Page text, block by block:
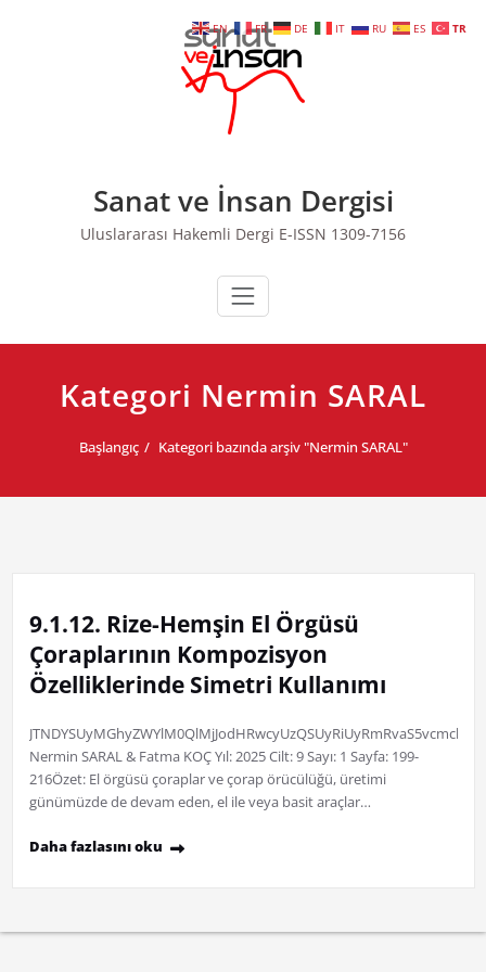
Sanat ve İnsan Dergisi
Uluslararası Hakemli Dergi E-ISSN 1309-7156
Kategori Nermin SARAL
Başlangıç Kategori bazında arşiv "Nermin SARAL"
9.1.12. Rize-Hemşin El Örgüsü
Çoraplarının Kompozisyon
Özelliklerinde Simetri Kullanımı
Nermin SARAL & Fatma KOÇ Yıl: 2025 Cilt: 9 Sayı: 1 Sayfa: 199-
216Özet: El örgüsü çoraplar ve çorap örücülüğü, üretimi
günümüzde de devam eden, el ile veya basit araçlar…
Daha fazlasını oku
EN FR DE IT RU ES TR